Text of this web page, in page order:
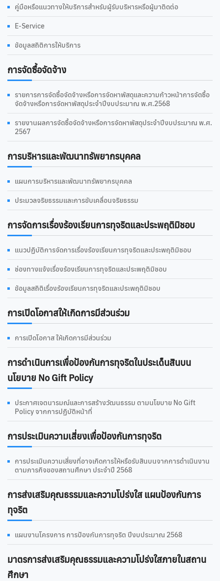
คู่มือหรือแนวทางให้บริการสำหรับผู้รับบริหารหรือผู้มาติดต่อ
E-Service
ข้อมูลสถิติการให้บริการ
การจัดซื้อจัดจ้าง
รายการการจัดซื้อจัดจ้างหรือการจัดหาพัสดุและความก้าวหน้าการจัดซื้อ
จัดจ้างหรือการจัดหาพัสดุประจำปีงบประมาณ พ.ศ.2568
รายงานผลการจัดซื้อจัดจ้างหรือการจัดหาพัสดุประจำปีงบประมาณ พ.ศ.
2567
การบริหารและพัฒนาทรัพยากรบุคคล
แผนการบริหารและพัฒนาทรัพยากรบุคคล
ประมวลจริยธรรมและการขับเคลื่อนจริยธรรม
การจัดการเรื่องร้องเรียนการทุจริตและประพฤติมิชอบ
แนวปฏิบัติการจัดการเรื่องร้องเรียนการทุจริตและประพฤติมิชอบ
ช่องทางแจ้งเรื่องร้องเรียนการทุจริตและประพฤติมิชอบ
ข้อมูลสถิติเรื่องร้องเรียนการทุจริตและประพฤติมิชอบ
การเปิดโอกาสให้เกิดการมีส่วนร่วม
การเปิดโอกาส ให้เกิดการมีส่วนร่วม
การดําเนินการเพื่อป้องกันการทุจริตในประเด็นสินบน
นโยบาย No Gift Policy
ประกาศเจตนารมณ์และการสร้างวัฒนธรรม ตามนโยบาย No Gift
Policy จากการปฏิบัติหน้าที่
การประเมินความเสี่ยงเพื่อป้องกันการทุจริต
การประเมินความเสี่ยงที่อาจเกิดการให้หรือรับสินบนจากการดำเนินงาน
ตามภารกิจของสถานศึกษา ประจำปี 2568
การส่งเสริมคุณธรรมและความโปร่งใส แผนป้องกันการ
ทุจริต
แผนงานโครงการ การป้องกันการทุจริต ปีงบประมาณ 2568
มาตรการส่งเสริมคุณธรรมและความโปร่งใสภายในสถาน
ศึกษา